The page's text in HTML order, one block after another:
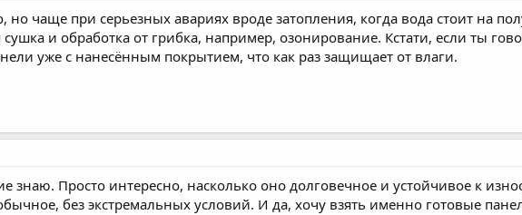
но чаще при серьезных авариях вроде затопления, когда вода стоит на
и обработка от грибка, например, озонирование. Кстати, если ты
уже с нанесённым покрытием, что как раз защищает от влаги.
знаю. Просто интересно, насколько оно долговечное и устойчивое к
без экстремальных условий. И да, хочу взять именно готовые